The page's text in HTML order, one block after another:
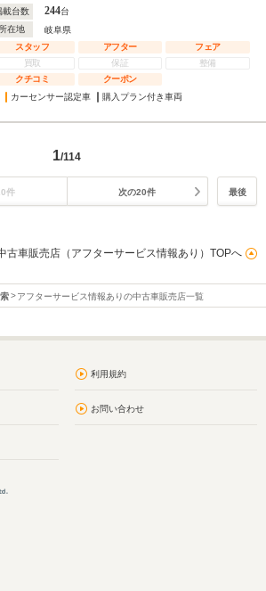
載台数 244台
所在地
岐阜県
スタッフ
アフター
フェア
買取
保証
整備
クチコミ
クーポン
カーセンサー認定車 購入プラン付き車両
1/114
件 次の20件 最後
古車販売店（アフターサービス情報あり）TOPへ
アフターサービス情報ありの中古車販売店一覧
利用規約
お問い合わせ